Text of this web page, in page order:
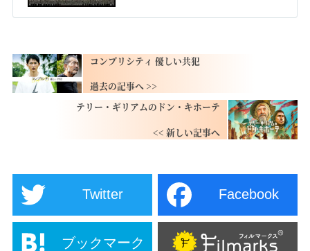
コンプリシティ 優しい共犯
テリー・ギリアムのドン・キホーテ
Twitter Facebook
ブックマーク